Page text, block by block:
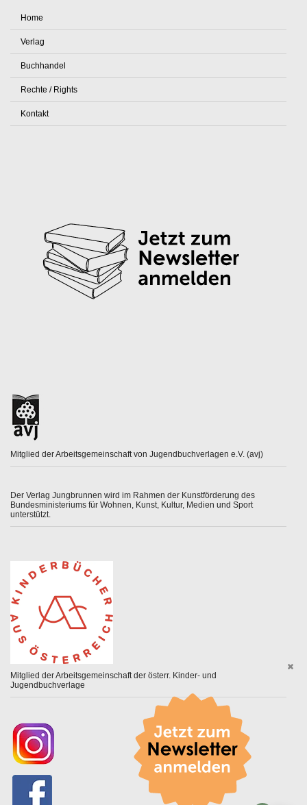
Home
Verlag
Buchhandel
Rechte / Rights
Kontakt
Mitglied der Arbeitsgemeinschaft von Jugendbuchverlagen e.V. (avj)
Der Verlag Jungbrunnen wird im Rahmen der Kunstförderung des
Bundesministeriums für Wohnen, Kunst, Kultur, Medien und Sport
unterstützt.
Mitglied der Arbeitsgemeinschaft der österr. Kinder- und
Jugendbuchverlage